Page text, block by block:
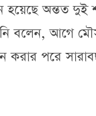
হয়েছে অন্তত দুই
বলেন, আগে
করার পরে